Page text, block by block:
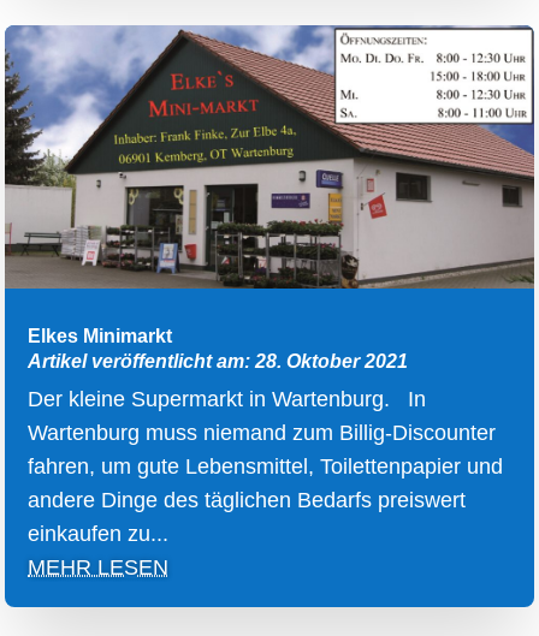
Elkes Minimarkt
Artikel veröffentlicht am: 28. Oktober 2021
Der kleine Supermarkt in Wartenburg. In
Wartenburg muss niemand zum Billig-Discounter
fahren, um gute Lebensmittel, Toilettenpapier und
andere Dinge des täglichen Bedarfs preiswert
einkaufen zu...
MEHR LESEN